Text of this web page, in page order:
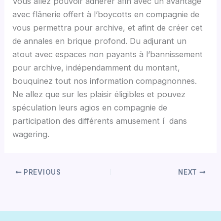
avec flânerie offert à l’boycotts en compagnie de
vous permettra pour archive, et afint de créer cet
de annales en brique profond. Du adjurant un
atout avec espaces non payants à l’bannissement
pour archive, indépendamment du montant,
bouquinez tout nos information compagnonnes.
Ne allez que sur les plaisir éligibles et pouvez
spéculation leurs agios en compagnie de
participation des différents amusement í dans
wagering.
PREVIOUS NEXT